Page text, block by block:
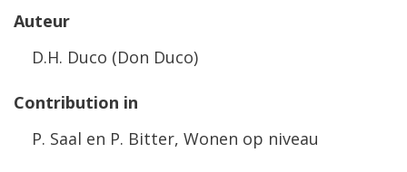
Auteur
D.H. Duco (Don Duco)
Contribution in
P. Saal en P. Bitter, Wonen op niveau